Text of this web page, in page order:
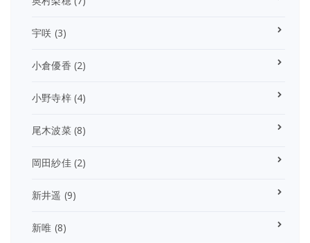
宇咲 (3)
小倉優香 (2)
小野寺梓(4)
尾木波菜(8)
岡田紗佳(2)
新井遥 (9)
新唯 (8)